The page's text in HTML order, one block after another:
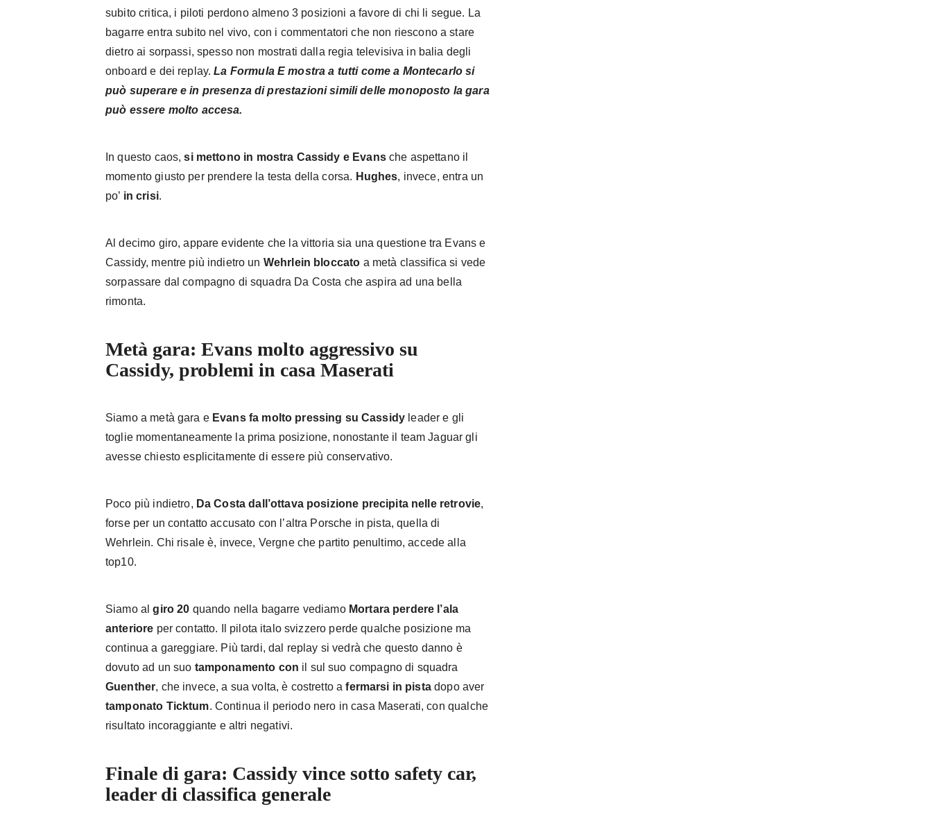
subito critica, i piloti perdono almeno 3 posizioni a favore di chi li segue. La
bagarre entra subito nel vivo, con i commentatori che non riescono a stare
dietro ai sorpassi, spesso non mostrati dalla regia televisiva in balia degli
onboard e dei replay.La Formula E mostra a tutti come a Montecarlo si
può superare e in presenza di prestazioni simili delle monoposto la gara
può essere molto accesa.
In questo caos,si mettono in mostra Cassidy e Evansche aspettano il
momento giusto per prendere la testa della corsa. Hughes, invece, entra un
po’ in crisi.
Al decimo giro, appare evidente che la vittoria sia una questione tra Evans e
Cassidy, mentre più indietro un Wehrlein bloccato a metà classifica si vede
sorpassare dal compagno di squadra Da Costa che aspira ad una bella
rimonta.
Metà gara: Evans molto aggressivo su
Cassidy, problemi in casa Maserati
Siamo a metà gara e Evans fa molto pressing su Cassidy leader e gli
toglie momentaneamente la prima posizione, nonostante il team Jaguar gli
avesse chiesto esplicitamente di essere più conservativo.
Poco più indietro, Da Costa dall’ottava posizione precipita nelle retrovie,
forse per un contatto accusato con l’altra Porsche in pista, quella di
Wehrlein. Chi risale è, invece, Vergne che partito penultimo, accede alla
top10.
Siamo algiro 20 quando nella bagarre vediamo Mortara perdere l’ala
anteriore per contatto. Il pilota italo svizzero perde qualche posizione ma
continua a gareggiare. Più tardi, dal replay si vedrà che questo danno è
dovuto ad un suo tamponamento con il sul suo compagno di squadra
Guenther, che invece, a sua volta, è costretto afermarsi in pistadopo aver
tamponato Ticktum. Continua il periodo nero in casa Maserati, con qualche
risultato incoraggiante e altri negativi.
Finale di gara: Cassidy vince sotto safety car,
leader di classifica generale